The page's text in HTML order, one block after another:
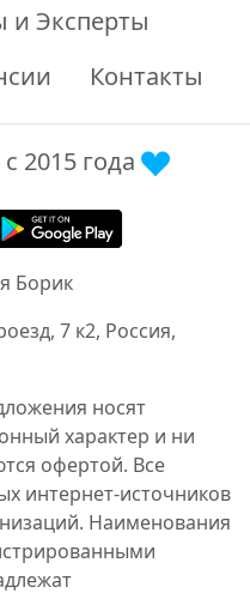
и Эксперты
Контакты
2015 года
Борик
7 к2, Россия,
носят
характер и ни
офертой. Все
интернет-источников
Наименования